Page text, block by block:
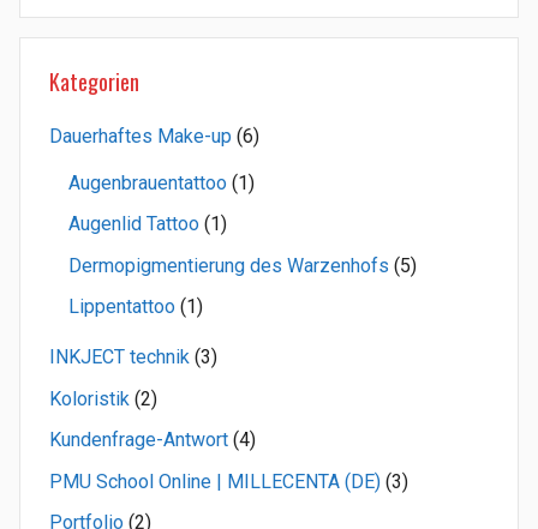
Kategorien
Dauerhaftes Make-up (6)
Augenbrauentattoo (1)
Augenlid Tattoo (1)
Dermopigmentierung des Warzenhofs (5)
Lippentattoo (1)
INKJECT technik (3)
Koloristik (2)
Kundenfrage-Antwort (4)
PMU School Online | MILLECENTA (DE) (3)
Portfolio (2)